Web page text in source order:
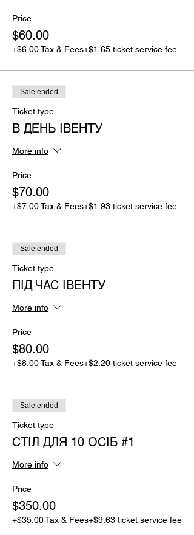
Price
$60.00
+$6.00 Tax & Fees+$1.65 ticket service fee
Sale ended
Ticket type
В ДЕНЬ ІВЕНТУ
More info
Price
$70.00
+$7.00 Tax & Fees+$1.93 ticket service fee
Sale ended
Ticket type
ПІД ЧАС ІВЕНТУ
More info
Price
$80.00
+$8.00 Tax & Fees+$2.20 ticket service fee
Sale ended
Ticket type
СТІЛ ДЛЯ 10 ОСІБ #1
More info
Price
$350.00
+$35.00 Tax & Fees+$9.63 ticket service fee